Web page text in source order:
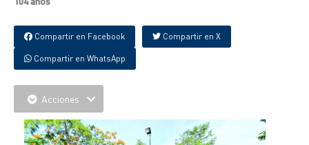
Compartir en Facebook Compartir en X
Compartir en WhatsApp
Acciones